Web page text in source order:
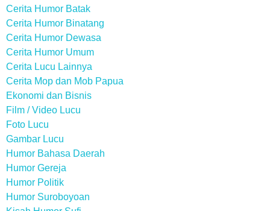
Cerita Humor Batak
Cerita Humor Binatang
Cerita Humor Dewasa
Cerita Humor Umum
Cerita Lucu Lainnya
Cerita Mop dan Mob Papua
Ekonomi dan Bisnis
Film / Video Lucu
Foto Lucu
Gambar Lucu
Humor Bahasa Daerah
Humor Gereja
Humor Politik
Humor Suroboyoan